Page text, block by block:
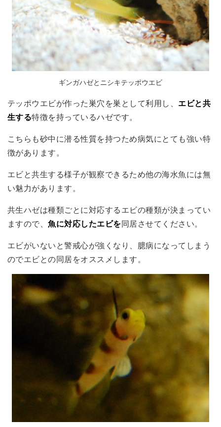
ギンガハゼとニシキテッポウエビ
テッポウエビが作った巣穴を巣として利用し、 エビと共
生する特徴を持っているハゼです。
こちらも砂中に潜る性質を持つため病気にとても強い特
徴があります。
エビと共生する様子が観察できるため他の海水魚には無
い魅力があります。
共生ハゼは種類ごとに対応するエビの種類が決まってい
ますので、魚に対応したエビを同居させてください。
エビがいないと警戒心が強くなり、臆病になってしまう
のでエビとの同居をオススメします。